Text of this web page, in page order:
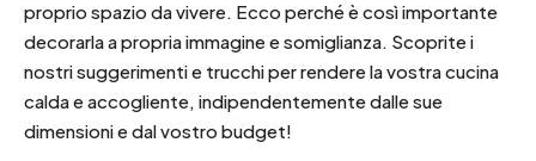
proprio spazio da vivere. Ecco perché è così importante
decorarla a propria immagine e somiglianza. Scoprite i
nostri suggerimenti e trucchi per rendere la vostra cucina
calda e accogliente, indipendentemente dalle sue
dimensioni e dal vostro budget!